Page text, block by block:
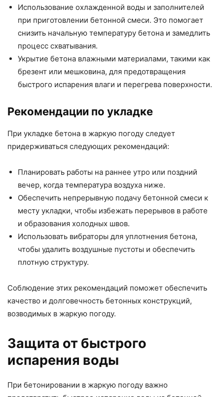
Использование охлажденной воды и заполнителей
при приготовлении бетонной смеси. Это помогает
снизить начальную температуру бетона и замедлить
процесс схватывания.
Укрытие бетона влажными материалами, такими как
брезент или мешковина, для предотвращения
быстрого испарения влаги и перегрева поверхности.
Рекомендации по укладке
При укладке бетона в жаркую погоду следует
придерживаться следующих рекомендаций:
Планировать работы на раннее утро или поздний
вечер, когда температура воздуха ниже.
Обеспечить непрерывную подачу бетонной смеси к
месту укладки, чтобы избежать перерывов в работе
и образования холодных швов.
Использовать вибраторы для уплотнения бетона,
чтобы удалить воздушные пустоты и обеспечить
плотную структуру.
Соблюдение этих рекомендаций поможет обеспечить
качество и долговечность бетонных конструкций,
возводимых в жаркую погоду.
Защита от быстрого
испарения воды
При бетонировании в жаркую погоду важно